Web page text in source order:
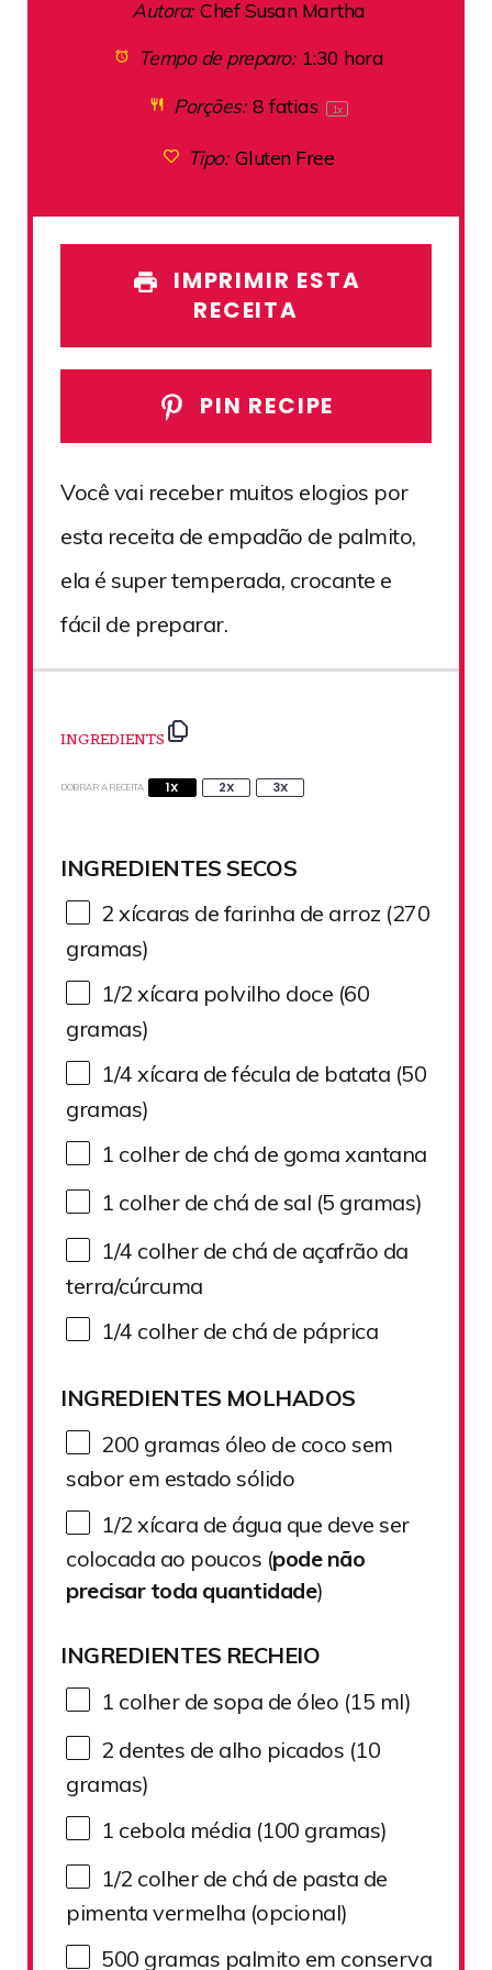
Autora: Chef Susan Martha
Tempo de preparo: 1:30 hora
Porções: 8 fatias 1x
Tipo: Gluten Free
IMPRIMIR ESTA
RECEITA
PIN RECIPE
Você vai receber muitos elogios por
esta receita de empadão de palmito,
ela é super temperada, crocante e
fácil de preparar.
INGREDIENTS
DOBRAR A RECEITA 1X 2X 3X
INGREDIENTES SECOS
2 xícaras de farinha de arroz (270
gramas)
1/2 xícara polvilho doce (60
gramas)
1/4 xícara de fécula de batata (50
gramas)
1 colher de chá de goma xantana
1 colher de chá de sal (5 gramas)
1/4 colher de chá de açafrão da
terra/cúrcuma
1/4 colher de chá de páprica
INGREDIENTES MOLHADOS
200 gramas óleo de coco sem
sabor em estado sólido
1/2 xícara de água que deve ser
colocada ao poucos (pode não
precisar toda quantidade)
INGREDIENTES RECHEIO
1 colher de sopa de óleo (15 ml)
2 dentes de alho picados (10
gramas)
1 cebola média (100 gramas)
1/2 colher de chá de pasta de
pimenta vermelha (opcional)
500 gramas palmito em conserva